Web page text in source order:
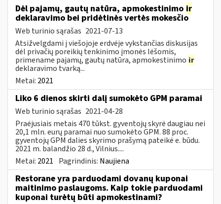
Dėl pajamų, gautų natūra, apmokestinimo ir
deklaravimo bei pridėtinės vertės mokesčio
Web turinio sąrašas 2021-07-13
Atsižvelgdami į viešojoje erdvėje vykstančias diskusijas
dėl privačių poreikių tenkinimo įmonės lėšomis,
primename pajamų, gautų natūra, apmokestinimo ir
deklaravimo tvarką...
Metai: 2021
Liko 6 dienos skirti dalį sumokėto GPM paramai
Web turinio sąrašas 2021-04-28
Praėjusiais metais 470 tūkst. gyventojų skyrė daugiau nei
20,1 mln. eurų paramai nuo sumokėto GPM. 88 proc.
gyventojų GPM dalies skyrimo prašymą pateikė e. būdu.
2021 m. balandžio 28 d., Vilnius....
Metai: 2021 Pagrindinis: Naujiena
Restorane yra parduodami dovanų kuponai
maitinimo paslaugoms. Kaip tokie parduodami
kuponai turėtų būti apmokestinami?